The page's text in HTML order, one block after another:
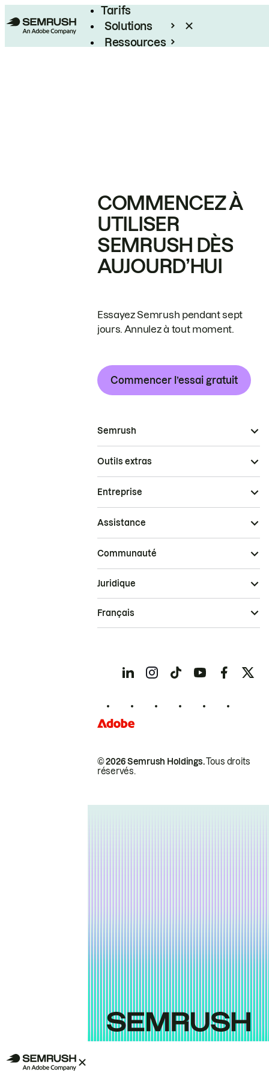
Tarifs
Solutions
Ressources
COMMENCEZ À
UTILISER
SEMRUSH DÈS
AUJOURD’HUI
Essayez Semrush pendant sept
jours. Annulez à tout moment.
Commencer l’essai gratuit
Semrush
Outils extras
Entreprise
Assistance
Communauté
© 2026 Semrush Holdings.Tous droits
réservés.
Juridique
Français